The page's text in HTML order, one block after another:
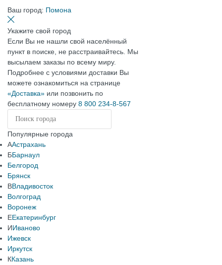
Ваш город: Помона
Укажите свой город
Если Вы не нашли свой населённый
пункт в поиске, не расстраивайтесь. Мы
высылаем заказы по всему миру.
Подробнее с условиями доставки Вы
можете ознакомиться на странице
«Доставка» или позвонить по
бесплатному номеру 8 800 234-8-567
Популярные города
ААстрахань
ББарнаул
Белгород
Брянск
ВВладивосток
Волгоград
Воронеж
ЕЕкатеринбург
ИИваново
Ижевск
Иркутск
ККазань